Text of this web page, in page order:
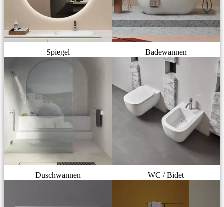
Spiegel Badewannen
Duschwannen WC / Bidet